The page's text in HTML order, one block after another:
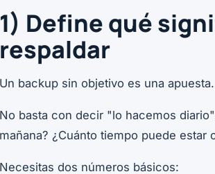
1) Define qué
respaldar
Un backup sin objetivo es una apuesta.
No basta con decir "lo hacemos
mañana? ¿Cuánto tiempo puede
Necesitas dos números básicos: